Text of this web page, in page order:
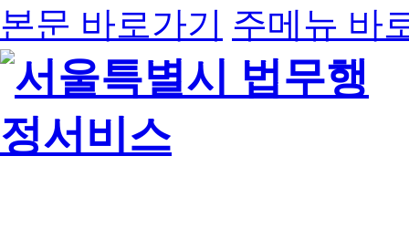
본문 바로가기 주메뉴 바